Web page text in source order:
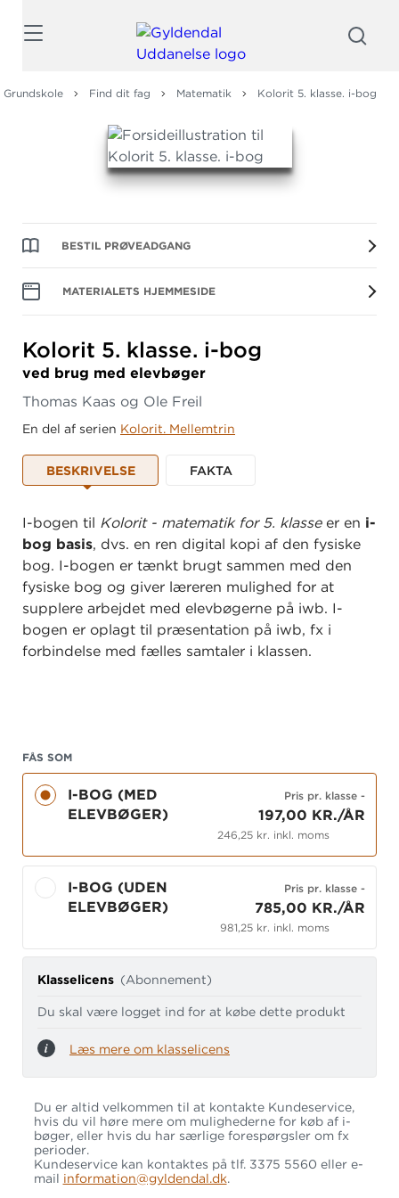
Grundskole Find dit fag Matematik Kolorit 5. klasse. i-bog
BESTIL PRØVEADGANG
MATERIALETS HJEMMESIDE
Kolorit 5. klasse. i-bog
ved brug med elevbøger
Thomas Kaas og Ole Freil
En del af serien Kolorit. Mellemtrin
BESKRIVELSE FAKTA
I-bogen til Kolorit - matematik for 5. klasse er en i-
bog basis, dvs. en ren digital kopi af den fysiske
bog. I-bogen er tænkt brugt sammen med den
fysiske bog og giver læreren mulighed for at
supplere arbejdet med elevbøgerne på iwb. I-
bogen er oplagt til præsentation på iwb, fx i
forbindelse med fælles samtaler i klassen.
FÅS SOM
I-BOG (MED
ELEVBØGER)
Pris pr. klasse-
197,00 KR./ÅR
246,25 kr. inkl. moms
I-BOG (UDEN
ELEVBØGER)
Pris pr. klasse-
785,00 KR./ÅR
981,25 kr. inkl. moms
Klasselicens (Abonnement)
Du skal være logget ind for at købe dette produkt
Læs mere om klasselicens
Du er altid velkommen til at kontakte Kundeservice,
hvis du vil høre mere om mulighederne for køb af i-
bøger, eller hvis du har særlige forespørgsler om fx
perioder.
Kundeservice kan kontaktes på tlf. 3375 5560 eller e-
mail information@gyldendal.dk.